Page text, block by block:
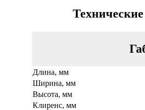
Длина, мм
Ширина, мм
Высота, мм
Клиренс, мм